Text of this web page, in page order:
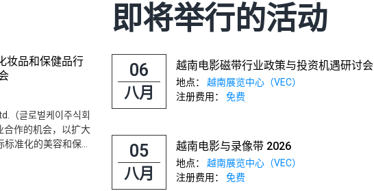
妆品和保健品行
（글로벌케이주식회
合作的机会，以扩大
准化的美容和保健
即将举行的活动
06
八月
越南电影磁带行业政策与投资机遇研讨会
地点：
越南展览中心（VEC）
注册费用：
免费
05
八月
越南电影与录像带 2026
地点：
越南展览中心（VEC）
注册费用：
免费